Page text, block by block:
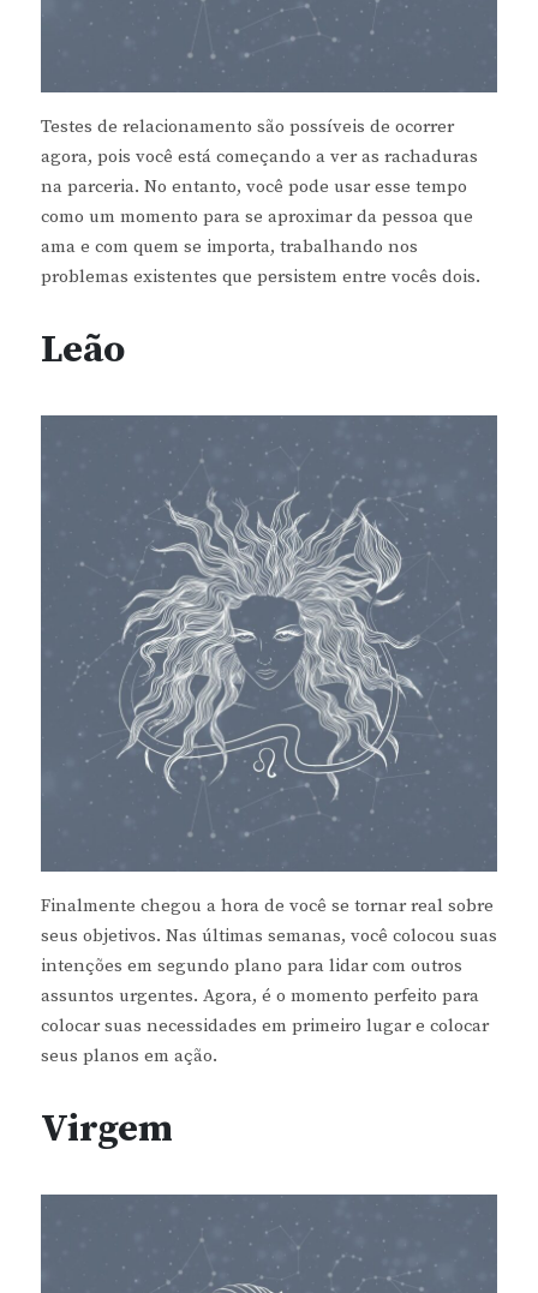
Testes de relacionamento são possíveis de ocorrer
agora, pois você está começando a ver as rachaduras
na parceria. No entanto, você pode usar esse tempo
como um momento para se aproximar da pessoa que
ama e com quem se importa, trabalhando nos
problemas existentes que persistem entre vocês dois.
Leão
Finalmente chegou a hora de você se tornar real sobre
seus objetivos. Nas últimas semanas, você colocou suas
intenções em segundo plano para lidar com outros
assuntos urgentes. Agora, é o momento perfeito para
colocar suas necessidades em primeiro lugar e colocar
seus planos em ação.
Virgem